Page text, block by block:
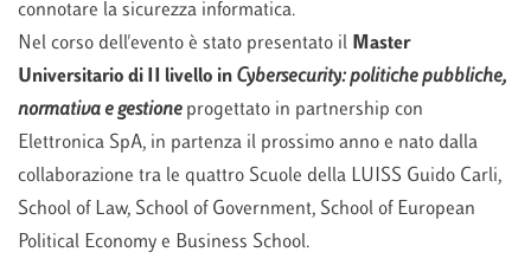
connotare la sicurezza informatica.
Nel corso dell'evento è stato presentato il Master
Universitario di II livello in Cybersecurity: politiche pubbliche,
normativa e gestione progettato in partnership con
Elettronica SpA, in partenza il prossimo anno e nato dalla
collaborazione tra le quattro Scuole della LUISS Guido Carli,
School of Law, School of Government, School of European
Political Economy e Business School.